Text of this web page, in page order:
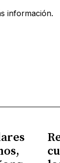
información.